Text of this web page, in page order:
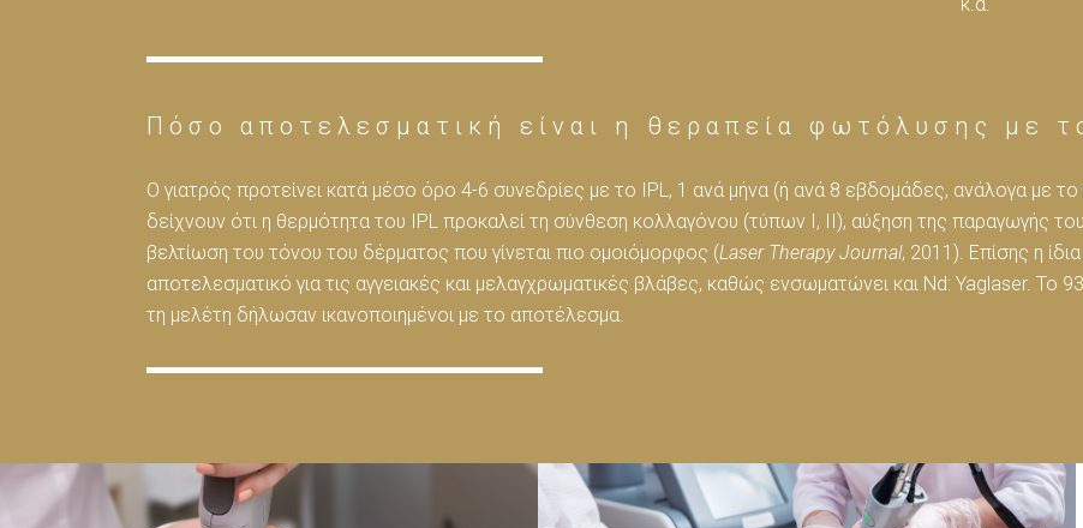
Πόσο αποτελεσματική είναι η θεραπεία φωτόλυσης με
Ο γιατρός προτείνει κατά μέσο όρο 4-6 συνεδρίες με το IPL, 1 ανά μήνα (ή ανά 8 εβδομάδες, ανάλογα με το
δείχνουν ότι η θερμότητα του IPL προκαλεί τη σύνθεση κολλαγόνου (τύπων Ι, ΙΙ), αύξηση της παραγωγής
βελτίωση του τόνου του δέρματος που γίνεται πιο ομοιόμορφος (Laser Therapy Journal, 2011). Επίσης η
αποτελεσματικό για τις αγγειακές και μελαγχρωματικές βλάβες, καθώς ενσωματώνει και Nd: Yaglaser.
τη μελέτη δήλωσαν ικανοποιημένοι με το αποτέλεσμα.